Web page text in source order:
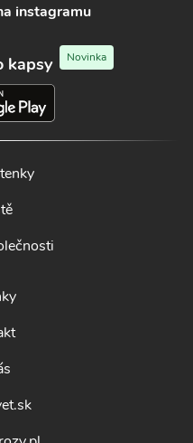
instagramu
kapsy Novinka